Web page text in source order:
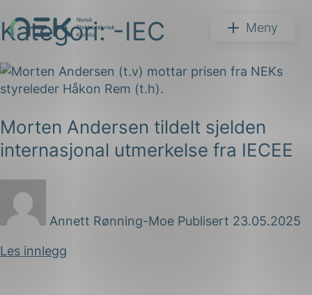
Hopp
til
innhold
NEK Meny
Søk
Kategori:-IEC
Morten Andersen tildelt sjelden
internasjonal utmerkelse fra IECEE
Annett Rønning-Moe Publisert 23.05.2025
Les innlegg